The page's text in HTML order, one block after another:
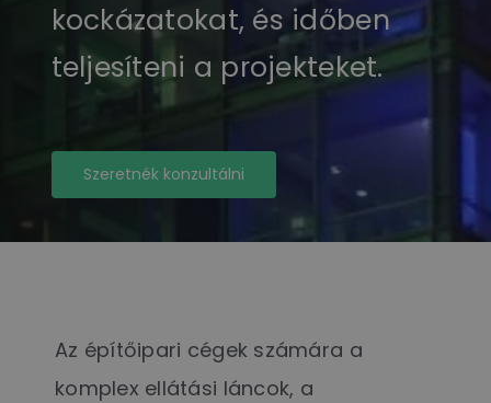
kockázatokat, és időben
teljesíteni a projekteket.
Szeretnék konzultálni
Az építőipari cégek számára a
komplex ellátási láncok, a